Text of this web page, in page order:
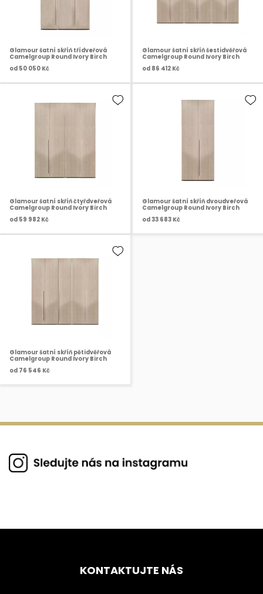
Glamour šatní skříň třídveřová
Camelgroup Round Ivory Birch
od 50 050 Kč
Glamour šatní skříň šestidvěřová
Camelgroup Round Ivory Birch
od 86 412 Kč
Glamour šatní skříň čtyřdveřová
Camelgroup Round Ivory Birch
od 59 982 Kč
Glamour šatní skříň dvoudveřová
Camelgroup Round Ivory Birch
od33 683 Kč
Glamour šatní skříň pětidvěřová
Camelgroup Round Ivory Birch
od 76 546 Kč
KONTAKTUJTE NÁS